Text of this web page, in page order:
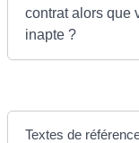
contrat alors que
inapte ?
Textes de